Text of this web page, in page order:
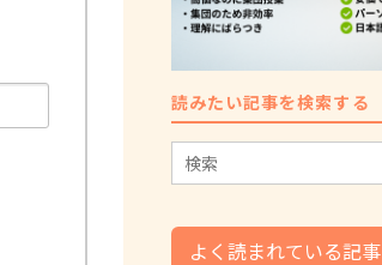
読みたい記事を検索する
よく読まれている記事